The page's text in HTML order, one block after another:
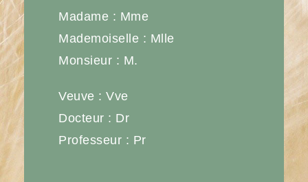
Madame : Mme
Mademoiselle : Mlle
Monsieur : M.
Veuve : Vve
Docteur : Dr
Professeur : Pr